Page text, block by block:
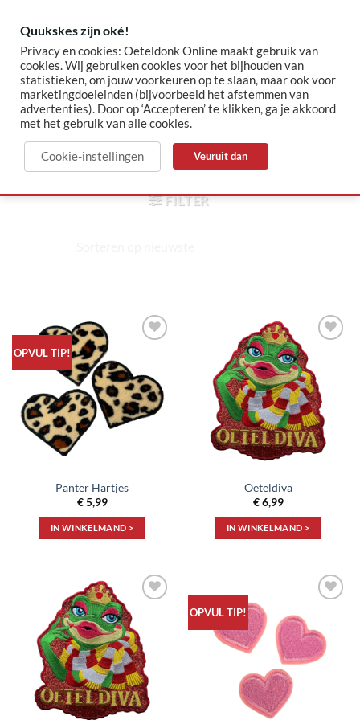
content
✓ Sinds 2015 jouw Oeteldonk-shop ✓ Veilig betalen via Mollie
dames
HOME / PRODUCTEN GETAGGED “DAMES”
FILTER
OPVUL TIP!
verlanglijst
Panter Hartjes
€5,99
IN WINKELMAND >
Toevoegen
verlanglijst
Oeteldiva
€6,99
IN WINKELMAND >
Toevoegen
verlanglijst
OPVUL TIP!
verlanglijst
Quukskes zijn oké!
Privacy en cookies: Oeteldonk Online maakt gebruik van
cookies. Wij gebruiken cookies voor het bijhouden van
statistieken, om jouw voorkeuren op te slaan, maar ook voor
marketingdoeleinden (bijvoorbeeld het afstemmen van
advertenties). Door op ‘Accepteren’ te klikken, ga je akkoord
met het gebruik van alle cookies.
Cookie-instellingen Veuruit dan